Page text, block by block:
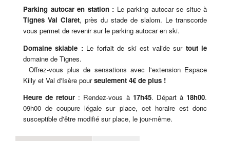
Parking autocar en station : Le parking autocar se situe à
Tignes Val Claret, près du stade de slalom. Le transcorde
vous permet de revenir sur le parking autocar en ski.
Domaine skiable :Le forfait de ski est valide sur tout le
domaine de Tignes.
Offrez-vous plus de sensations avec l'extension Espace
Killy et Val d'Isère pourseulement 4€ de plus !
Heure de retour : Rendez-vous à 17h45. Départ à 18h00.
09h00 de coupure légale sur place, cet horaire est donc
susceptible d'être modifié sur place, le jour-même.